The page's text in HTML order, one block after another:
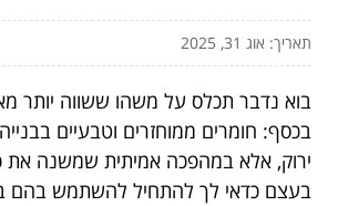
תאריך: אוג 31, 2025
בוא נדבר תכלס על משהו ששווה יותר
בכסף: חומרים ממוחזרים וטבעיים
ירוק, אלא במהפכה אמיתית שמשנה
בעצם כדאי לך להתחיל להשתמש בהם